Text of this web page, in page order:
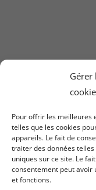
Gérer
Pour offrir les meilleures
telles que les cookies
appareils. Le fait de
traiter des données
uniques sur ce site. Le
consentement peut
et fonctions.